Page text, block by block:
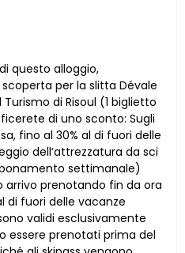
questo alloggio,
per la slitta Dévale
di Risoul (1 biglietto
di uno sconto: Sugli
fino al 30% al di fuori delle
dell’attrezzatura da sci
settimanale)
arrivo prenotando fin da ora
di fuori delle vacanze
validi esclusivamente
essere prenotati prima del